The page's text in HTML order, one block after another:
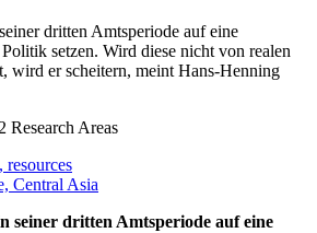
dritten Amtsperiode auf eine
setzen. Wird diese nicht von realen
wird er scheitern, meint Hans-Henning
Research Areas
resources
Central Asia
dritten Amtsperiode auf eine